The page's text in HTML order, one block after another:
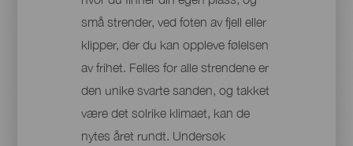
små strender, ved foten av fjell eller
klipper, der du kan oppleve følelsen
av frihet. Felles for alle strendene er
den unike svarte sanden, og takket
være det solrike klimaet, kan de
nytes året rundt. Undersøk